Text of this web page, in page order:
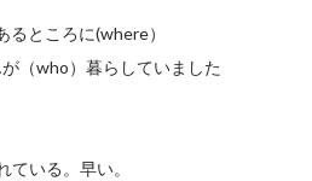
るところに(where）
（who）暮らしていました
ている。早い。